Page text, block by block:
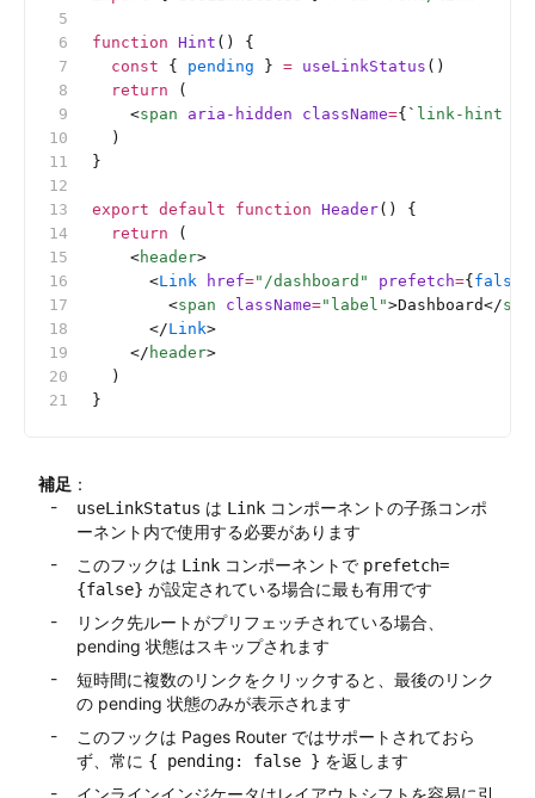
function Hint () {
  const
{ pending } = useLinkStatus ()
  return
(
    <
span aria-hidden className={ ` link-hint
  )
}
export default function Header() {
  return
(
    <
header>
      <
Link href="/dashboard" prefetch={ false
        <
span className="label">Dashboard</
      </
Link>
    </
header>
  )
}
補足 ：
useLinkStatus は Link コンポーネントの子孫コンポ
ーネント内で使用する必要があります
このフックは Link コンポーネントで prefetch=
{false} が設定されている場合に最も有用です
リンク先ルートがプリフェッチされている場合、
pending 状態はスキップされます
短時間に複数のリンクをクリックすると、最後のリンク
の pending 状態のみが表示されます
このフックは Pages Router ではサポートされておら
ず、常に { pending: false } を返します
インラインインジケータはレイアウトシフトを容易に引